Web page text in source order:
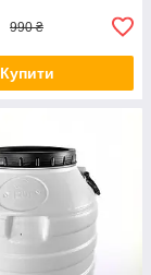
990 ₴
Купити